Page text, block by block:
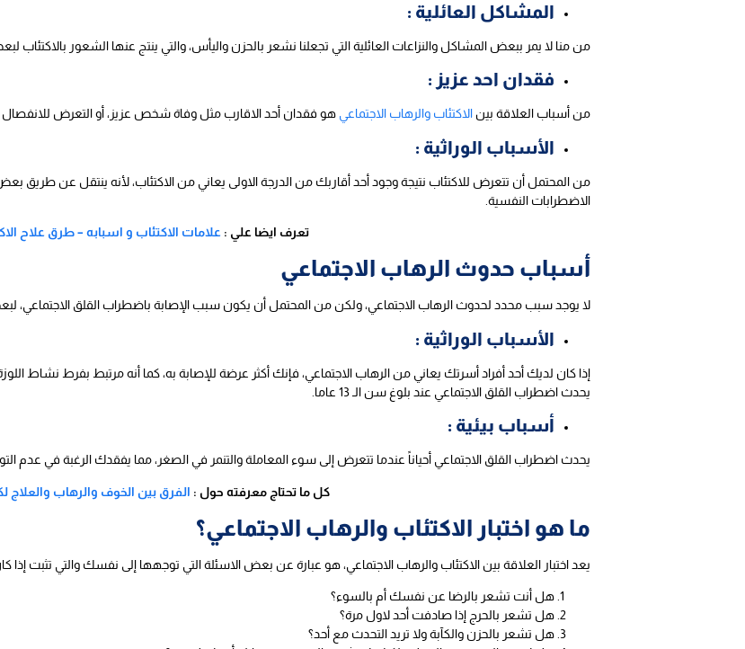
المشاكل العائلية :
من منا لا يمر ببعض المشاكل والنزاعات العائلية التي تجعلنا نشعر بالحزن واليأس، والتي ينتج عنها الشعور بالاكتئاب
فقدان احد عزيز :
من أسباب العلاقة بينالاكتئاب والرهاب الاجتماعي هو فقدان أحد الاقارب مثل وفاة شخص عزيز، أو التعرض للانفصال
الأسباب الوراثية :
من المحتمل أن تتعرض للاكتئاب نتيجة وجود أحد أقاربك من الدرجة الاولى يعاني من الاكتئاب، لأنه ينتقل عن طريق
الاضطرابات النفسية.
تعرف ايضا علي :علامات الاكتئاب و اسبابه – طرق علاح
أسباب حدوث الرهاب الاجتماعي
لا يوجد سبب محدد لحدوث الرهاب الاجتماعي، ولكن من المحتمل أن يكون سبب الإصابة باضطراب القلق الاجتماعي،
الأسباب الوراثية :
إذا كان لديك أحد أفراد أسرتك يعاني من الرهاب الاجتماعي، فإنك أكثر عرضة للإصابة به، كما أنه مرتبط بفرط نشاط
يحدث اضطراب القلق الاجتماعي عند بلوغ سن الـ 13 عاما.
أسباب بيئية :
يحدث اضطراب القلق الاجتماعي أحياناً عندما تتعرض إلى سوء المعاملة والتنمر في الصغر، مما يفقدك الرغبة في عدم
كل ما تحتاج معرفته حول : الفرق بين الخوف والرهاب والعلاج
ما هو اختبار الاكتئاب والرهاب الاجتماعي؟
يعد اختبار العلاقة بين الاكتئاب والرهاب الاجتماعي، هو عبارة عن بعض الاسئلة التي توجهها إلى نفسك والتي تثبت
هل أنت تشعر بالرضا عن نفسك أم بالسوء؟
هل تشعر بالحرج إذا صادفت أحد لاول مرة؟
هل تشعر بالحزن والكآبة ولا تريد التحدث مع أحد؟